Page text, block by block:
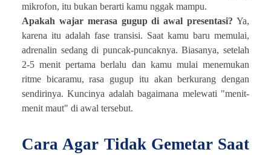
mikrofon, itu bukan berarti kamu nggak mampu.
Apakah wajar merasa gugup di awal presentasi? Ya,
karena itu adalah fase transisi. Saat kamu baru memulai,
adrenalin sedang di puncak-puncaknya. Biasanya, setelah
2-5 menit pertama berlalu dan kamu mulai menemukan
ritme bicaramu, rasa gugup itu akan berkurang dengan
sendirinya. Kuncinya adalah bagaimana melewati "menit-
menit maut" di awal tersebut.
Cara Agar Tidak Gemetar Saat